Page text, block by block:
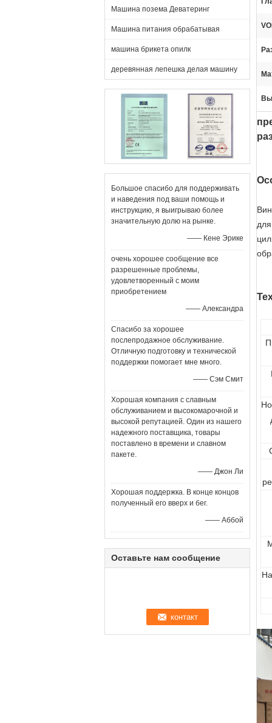
Машина позема Деватеринг
Машина питания обрабатывая
машина брикета опилк
деревянная лепешка делая машину
Большое спасибо для поддерживать
и наведения под ваши помощь и
инструкцию, я выигрываю более
значительную долю на рынке.
—— Кене Эрике
очень хорошее сообщение все
разрешенные проблемы,
удовлетворенный с моим
приобретением
—— Александра
Спасибо за хорошее
послепродажное обслуживание.
Отличную подготовку и технической
поддержки помогает мне много.
—— Сэм Смит
Хорошая компания с славным
обслуживанием и высокомарочной и
высокой репутацией. Один из нашего
надежного поставщика, товары
поставлено в времени и славном
пакете.
—— Джон Ли
Хорошая поддержка. В конце концов
полученный его вверх и бег.
—— Аббой
Оставьте нам сообщение